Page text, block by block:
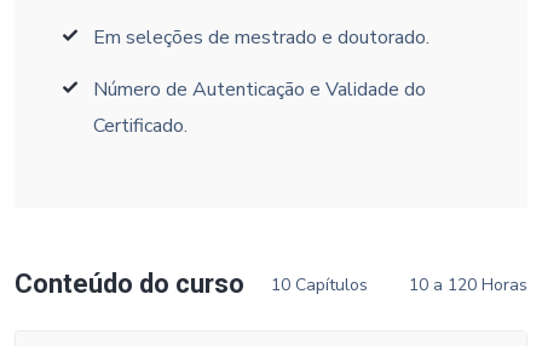
Em seleções de mestrado e doutorado.
Número de Autenticação e Validade do
Certificado.
Conteúdo do curso 10 Capítulos 10 a 120 Horas